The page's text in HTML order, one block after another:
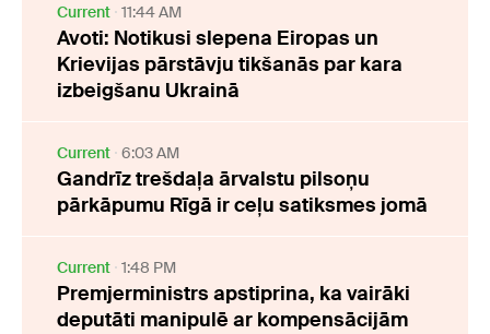
Current 11:44 AM
Avoti: Notikusi slepena Eiropas un
Krievijas pārstāvju tikšanās par kara
izbeigšanu Ukrainā
Current 6:03 AM
Gandrīz trešdaļa ārvalstu pilsoņu
pārkāpumu Rīgā ir ceļu satiksmes jomā
Current 1:48 PM
Premjerministrs apstiprina, ka vairāki
deputāti manipulē ar kompensācijām